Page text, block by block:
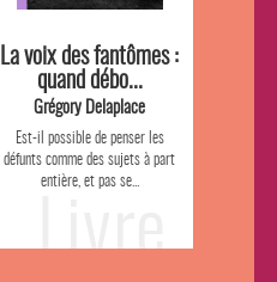
La voix des fantômes :
quand débo...
Grégory Delaplace
Est-il possible de penser les
défunts comme des sujets à part
entière, et pas se...
Livre